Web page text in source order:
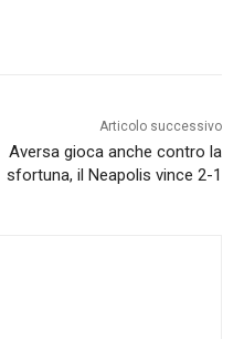
Articolo successivo
Aversa gioca anche contro la
sfortuna, il Neapolis vince 2-1